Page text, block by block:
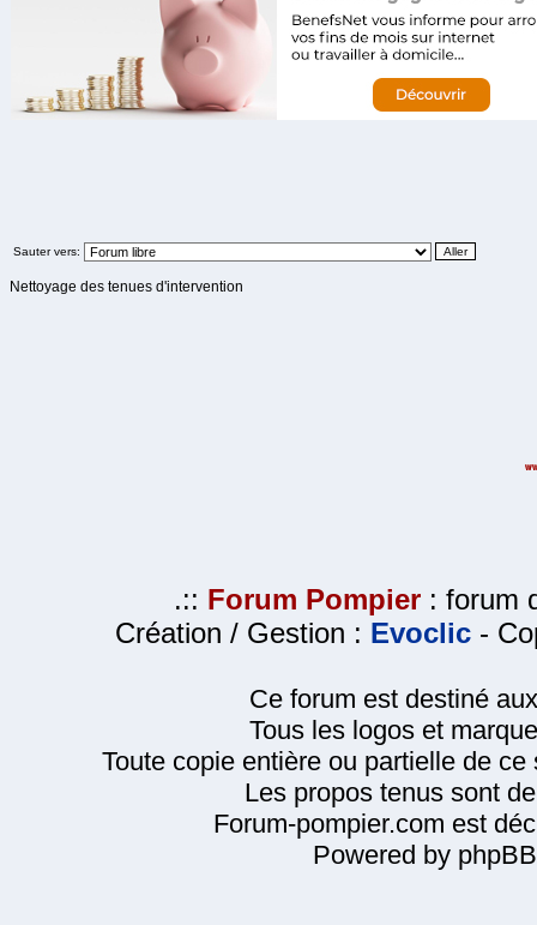
Sauter vers:
Nettoyage des tenues d'intervention
.:: Forum Pompier : forum
Création / Gestion : Evoclic -
Ce forum est destiné
Tous les logos et
Toute copie entière ou partielle de
Les propos tenus sont
Forum-pompier.com est
Powered by